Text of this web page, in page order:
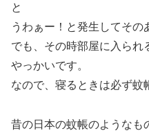
と
うわぁー！と発生してその
でも、その時部屋に入られ
やっかいです。
なので、寝るときは必ず蚊
昔の日本の蚊帳のようなも